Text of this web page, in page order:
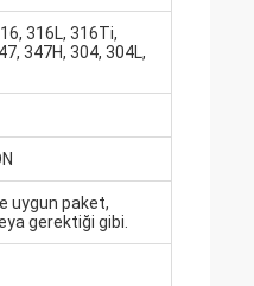
316L, 316Ti,
347H, 304, 304L,
uygun paket,
gerektiği gibi.